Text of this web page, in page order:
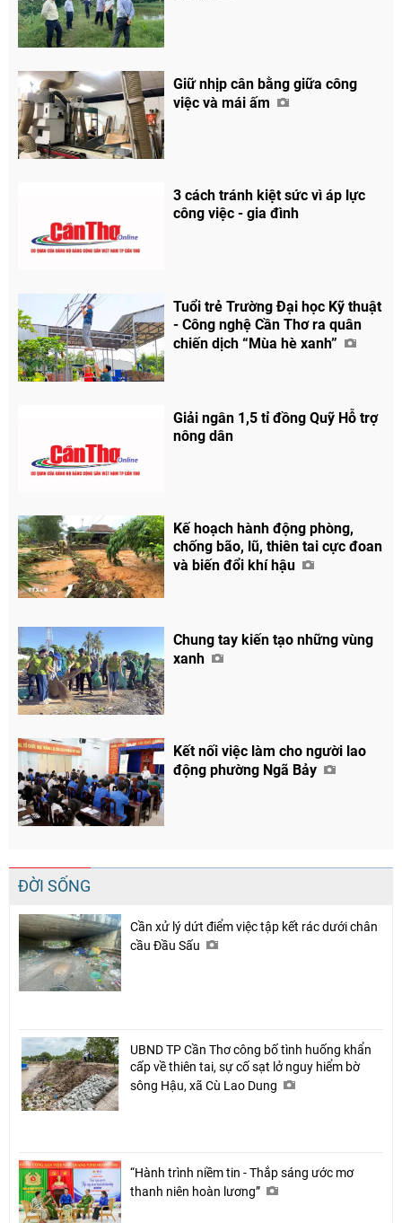
Giữ nhịp cân bằng giữa công
việc và mái ấm
3 cách tránh kiệt sức vì áp lực
công việc - gia đình
Tuổi trẻ Trường Đại học Kỹ thuật
- Công nghệ Cần Thơ ra quân
chiến dịch “Mùa hè xanh”
Giải ngân 1,5 tỉ đồng Quỹ Hỗ trợ
nông dân
Kế hoạch hành động phòng,
chống bão, lũ, thiên tai cực đoan
và biến đổi khí hậu
Chung tay kiến tạo những vùng
xanh
Kết nối việc làm cho người lao
động phường Ngã Bảy
ĐỜI SỐNG
Cần xử lý dứt điểm việc tập kết rác dưới chân
cầu Đầu Sấu
UBND TP Cần Thơ công bố tình huống khẩn
cấp về thiên tai, sự cố sạt lở nguy hiểm bờ
sông Hậu, xã Cù Lao Dung
“Hành trình niềm tin - Thắp sáng ước mơ
thanh niên hoàn lương”